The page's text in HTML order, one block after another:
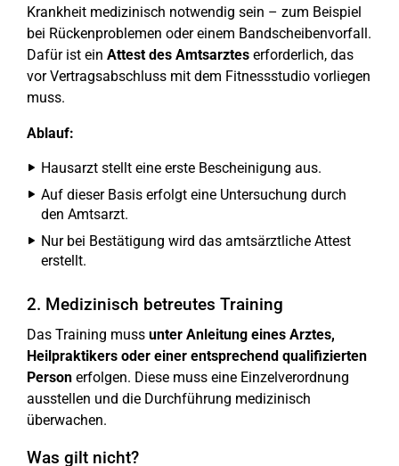
Krankheit medizinisch notwendig sein – zum Beispiel
bei Rückenproblemen oder einem Bandscheibenvorfall.
Dafür ist ein Attest des Amtsarztes erforderlich, das
vor Vertragsabschluss mit dem Fitnessstudio vorliegen
muss.
Ablauf:
Hausarzt stellt eine erste Bescheinigung aus.
Auf dieser Basis erfolgt eine Untersuchung durch
den Amtsarzt.
Nur bei Bestätigung wird das amtsärztliche Attest
erstellt.
2. Medizinisch betreutes Training
Das Training muss unter Anleitung eines Arztes,
Heilpraktikers oder einer entsprechend qualifizierten
Person erfolgen. Diese muss eine Einzelverordnung
ausstellen und die Durchführung medizinisch
überwachen.
Was gilt nicht?